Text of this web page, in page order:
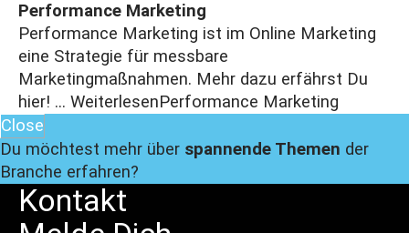
Performance Marketing
Performance Marketing ist im Online Marketing
eine Strategie für messbare
Marketingmaßnahmen. Mehr dazu erfährst Du
hier! ... WeiterlesenPerformance Marketing
Close
Du möchtest mehr über spannende Themen der
Branche erfahren?
Kontakt